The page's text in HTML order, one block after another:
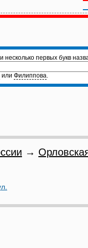
несколько первых букв
или Филиппова.
→